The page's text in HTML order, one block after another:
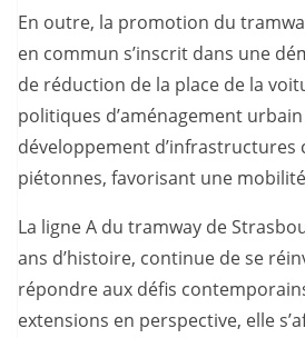
En outre, la promotion du
en commun s’inscrit dans une
de réduction de la place de la
politiques d’aménagement
développement d’infrastructures
piétonnes, favorisant une
La ligne A du tramway de
ans d’histoire, continue de se
répondre aux défis
extensions en perspective, elle